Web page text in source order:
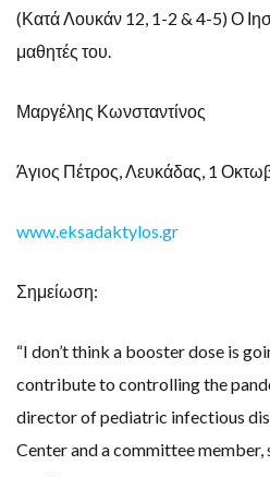
(Κατά Λουκάν 12, 1-2 & 4-5) Ο
μαθητές του.
Μαργέλης Κωνσταντίνος
Άγιος Πέτρος, Λευκάδας, 1
www.eksadaktylos.gr
Σημείωση:
“I don’t think a booster dose is
contribute to controlling the
director of pediatric infectious
Center and a committee member,